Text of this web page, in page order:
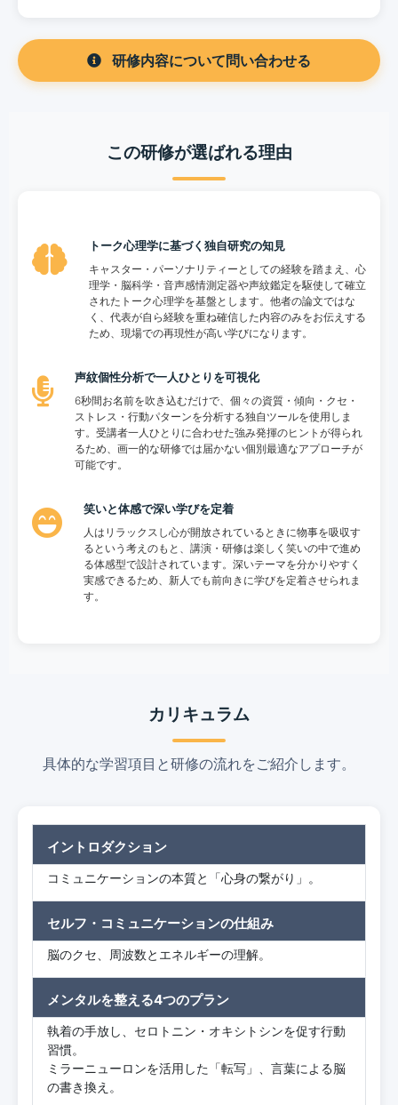
研修内容について問い合わせる
この研修が選ばれる理由
トーク心理学に基づく独自研究の知見
キャスター・パーソナリティーとしての経験を踏まえ、心
理学・脳科学・音声感情測定器や声紋鑑定を駆使して確立
されたトーク心理学を基盤とします。他者の論文ではな
く、代表が自ら経験を重ね確信した内容のみをお伝えする
ため、現場での再現性が高い学びになります。
声紋個性分析で一人ひとりを可視化
6秒間お名前を吹き込むだけで、個々の資質・傾向・クセ・
ストレス・行動パターンを分析する独自ツールを使用しま
す。受講者一人ひとりに合わせた強み発揮のヒントが得られ
るため、画一的な研修では届かない個別最適なアプローチが
可能です。
笑いと体感で深い学びを定着
人はリラックスし心が開放されているときに物事を吸収す
るという考えのもと、講演・研修は楽しく笑いの中で進め
る体感型で設計されています。深いテーマを分かりやすく
実感できるため、新人でも前向きに学びを定着させられま
す。
カリキュラム
具体的な学習項目と研修の流れをご紹介します。
イントロダクション
コミュニケーションの本質と「心身の繋がり」。
セルフ・コミュニケーションの仕組み
脳のクセ、周波数とエネルギーの理解。
メンタルを整える4つのプラン
執着の手放し、セロトニン・オキシトシンを促す行動
習慣。
ミラーニューロンを活用した「転写」、言葉による脳
の書き換え。